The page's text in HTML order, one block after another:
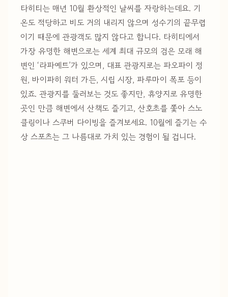
타히티는 매년 10월 환상적인 날씨를 자랑하는데요. 기
온도 적당하고 비도 거의 내리지 않으며 성수기의 끝무렵
이기 때문에 관광객도 많지 않다고 합니다. 타히티에서
가장 유명한 해변으로는 세계 최대 규모의 검은 모래 해
변인 ‘라파예트’가 있으며, 대표 관광지로는 파오파이 정
원, 바이파히 워터 가든, 시립 시장, 파루마이 폭포 등이
있죠. 관광지를 둘러보는 것도 좋지만, 휴양지로 유명한
곳인 만큼 해변에서 산책도 즐기고, 산호초를 쫓아 스노
클링이나 스쿠버 다이빙을 즐겨보세요. 10월에 즐기는 수
상 스포츠는 그 나름대로 가치 있는 경험이 될 겁니다.